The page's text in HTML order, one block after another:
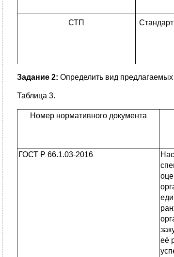
СТП
Задание 2: Определить вид предлагаемых
Таблица 3.
Номер нормативного документа
ГОСТ Р 66.1.03-2016
её